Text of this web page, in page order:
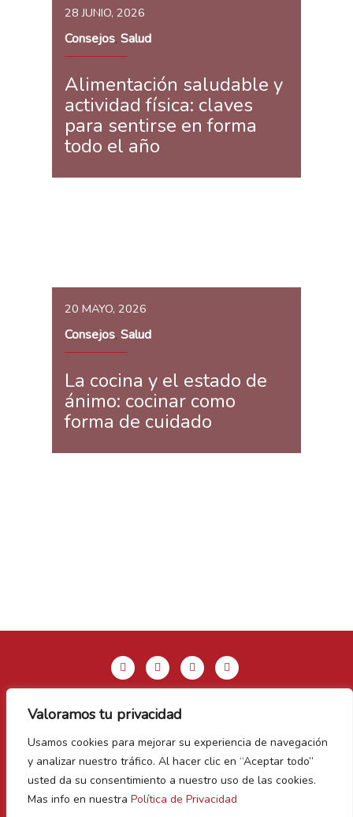
Valoramos tu privacidad
Usamos cookies para mejorar su experiencia de navegación
y analizar nuestro tráfico. Al hacer clic en “Aceptar todo”
usted da su consentimiento a nuestro uso de las cookies.
Mas info en nuestra Política de Privacidad
28 JUNIO, 2026
Consejos, Salud
Alimentación saludable y
actividad física: claves
para sentirse en forma
todo el año
20 MAYO, 2026
Consejos, Salud
La cocina y el estado de
ánimo: cocinar como
forma de cuidado
Aviso legal y Política de privacidad
Política de Cookies
Contacto